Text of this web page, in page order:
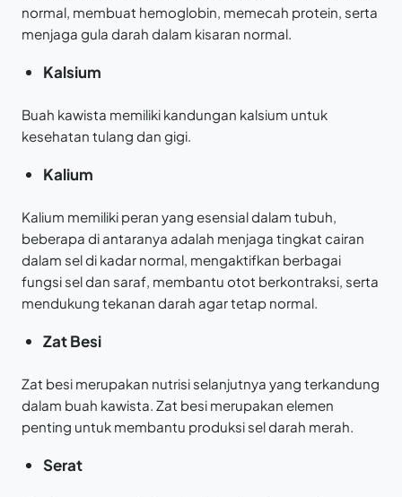
normal, membuat hemoglobin, memecah protein, serta
menjaga gula darah dalam kisaran normal.
Kalsium
Buah kawista memiliki kandungan kalsium untuk
kesehatan tulang dan gigi.
Kalium
Kalium memiliki peran yang esensial dalam tubuh,
beberapa di antaranya adalah menjaga tingkat cairan
dalam sel di kadar normal, mengaktifkan berbagai
fungsi sel dan saraf, membantu otot berkontraksi, serta
mendukung tekanan darah agar tetap normal.
Zat Besi
Zat besi merupakan nutrisi selanjutnya yang terkandung
dalam buah kawista. Zat besi merupakan elemen
penting untuk membantu produksi sel darah merah.
Serat